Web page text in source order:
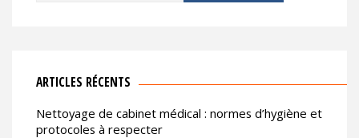
ARTICLES RÉCENTS
Nettoyage de cabinet médical : normes d’hygiène et
protocoles à respecter